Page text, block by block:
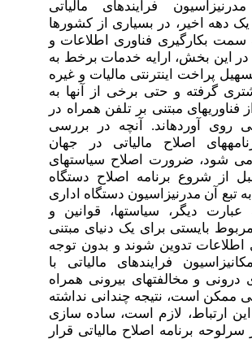
فرایندهای مالیاتی
دهه اخیر، در بسیاری از کشورها
بکارگیری فناوری اطلاعات و
این بخش، ارایه خدمات برخط به
پراخت اینترنتی مالیات و غیره
گرفته و حتی برخی از آنها به
فناوری­های مبتنی بر تلفن همراه در
روی آورده­اند. آنچه در بررسی
اصلاح مالیاتی در جهان
شود، ضرورت اصلاح سیاستهای
از شروع برنامه اصلاح دستگاه
تبع آن مدرنیزاسیون دستگاه اداری
دیگر، سیاستها، قوانین و
بایستی برای یک دنیای مبتنی
اطلاعات تدوین شوند و بدون توجه
فرایندهای مالیاتی با
درونی و مخالفتهای بیرونی همراه
ممکن است، نتیجه چندانی نداشته
ارتباط، لازم است، ساده سازی
برنامه اصلاح مالیاتی قرار